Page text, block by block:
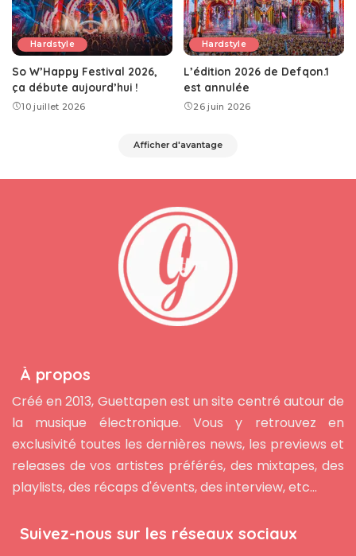
Hardstyle
So W’Happy Festival 2026,
ça débute aujourd’hui !
10 juillet 2026
Hardstyle
L’édition 2026 de Defqon.1
est annulée
26 juin 2026
Afficher d'avantage
À propos
Créé en 2013, Guettapen est un site centré autour de
la musique électronique. Vous y retrouvez en
exclusivité toutes les dernières news, les previews et
releases de vos artistes préférés, des mixtapes, des
playlists, des récaps d'évents, des interview, etc...
Suivez-nous sur les réseaux sociaux